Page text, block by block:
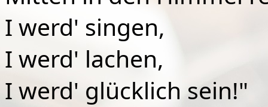
I werd' singen,
I werd' lachen,
I werd' glücklich sein!"